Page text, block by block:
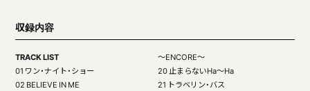
収録内容
TRACK LIST
01 ワン・ナイト・ショー
02 BELIEVE IN ME
～ENCORE～
20 止まらないHa〜Ha
21 トラベリン・バス